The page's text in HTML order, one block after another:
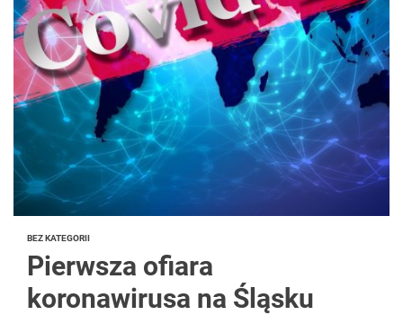
BEZ KATEGORII
Pierwsza ofiara
koronawirusa na Śląsku